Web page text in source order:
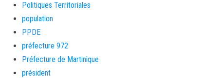
Politiques Territoriales
population
PPDE
préfecture 972
Préfecture de Martinique
président